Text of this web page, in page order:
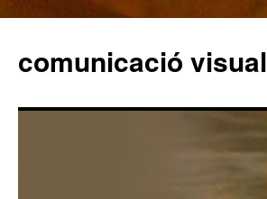
comunicació visual